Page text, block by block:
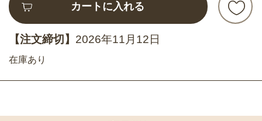
カートに入れる
【注文締切】 2026年11月12日
在庫あり